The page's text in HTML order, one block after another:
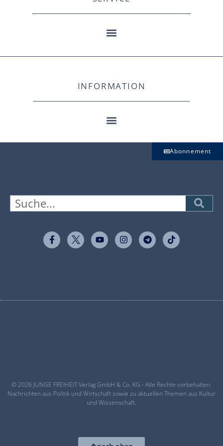
INFORMATION
Abonnement
© 2026 JUNGE FREIHEIT Verlag GmbH & Co. KG - Alle Rechte vorbehalten.
Nachrichten aus Politik und Wirtschaft sowie zu aktuellen Themen aus Kultur
und Wissenschaft.